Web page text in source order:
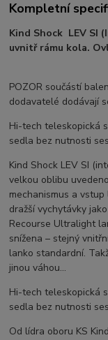
Kompletní
Kind Shock LEV SI
uvnitř rámu kola.
POZOR součástí
dodavatelé dodávají
Hi-tech teleskopická
sedla bez nutnosti
Kind Shock LEV SI
velkou oblibu
mechanismus a
dražší vychytávky
Recourse Ultralight
snížena – stejný
lanko standardní.
jinou váhou...
Hi-tech teleskopická
sedla bez nutnosti
Od lídra oboru KS